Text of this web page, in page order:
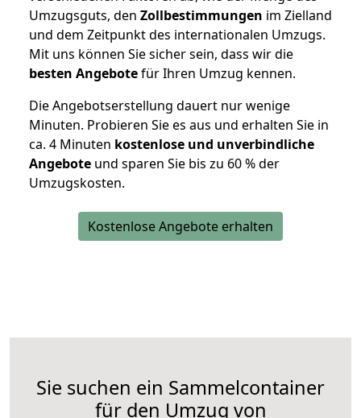
Umzugsguts, den Zollbestimmungen im Zielland
und dem Zeitpunkt des internationalen Umzugs.
Mit uns können Sie sicher sein, dass wir die
besten Angebotefür Ihren Umzug kennen.
Die Angebotserstellung dauert nur wenige
Minuten. Probieren Sie es aus und erhalten Sie in
ca. 4 Minuten kostenlose und unverbindliche
Angebote und sparen Sie bis zu 60 % der
Umzugskosten.
Kostenlose Angebote erhalten
Sie suchen ein Sammelcontainer
für den Umzug von